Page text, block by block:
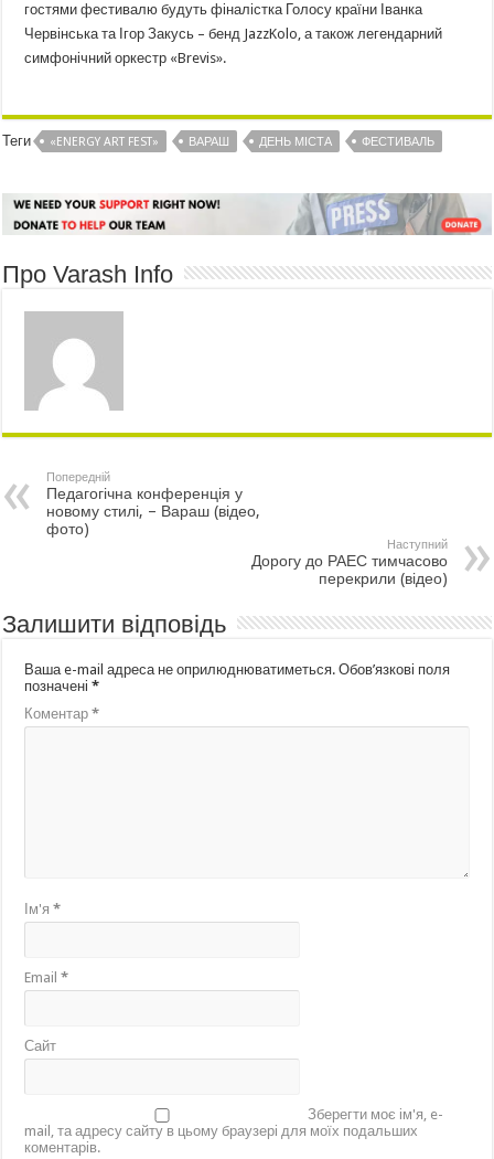
гостями фестивалю будуть фіналістка Голосу країни Іванка
Червінська та Ігор Закусь – бенд JazzKolo, а також легендарний
симфонічний оркестр «Brevis».
Теги «ENERGY ART FEST» ВАРАШ ДЕНЬ МІСТА ФЕСТИВАЛЬ
Про Varash Info
Попередній
Педагогічна конференція у
новому стилі, – Вараш (відео,
фото)
Наступний
Дорогу до РАЕС тимчасово
перекрили (відео)
Залишити відповідь
Ваша e-mail адреса не оприлюднюватиметься. Обов’язкові поля
позначені*
Коментар*
Ім'я*
Email*
Сайт
Зберегти моє ім'я, e-
mail, та адресу сайту в цьому браузері для моїх подальших
коментарів.